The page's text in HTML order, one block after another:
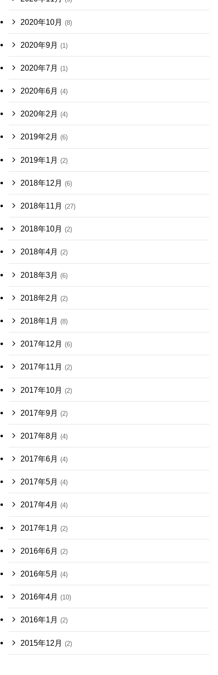
2020年10月 (8)
2020年9月 (1)
2020年7月 (1)
2020年6月 (4)
2020年2月 (4)
2019年2月 (6)
2019年1月 (2)
2018年12月 (6)
2018年11月 (27)
2018年10月 (2)
2018年4月 (2)
2018年3月 (6)
2018年2月 (2)
2018年1月 (8)
2017年12月 (6)
2017年11月 (2)
2017年10月 (2)
2017年9月 (2)
2017年8月 (4)
2017年6月 (4)
2017年5月 (4)
2017年4月 (4)
2017年1月 (2)
2016年6月 (2)
2016年5月 (4)
2016年4月 (10)
2016年1月 (2)
2015年12月 (2)